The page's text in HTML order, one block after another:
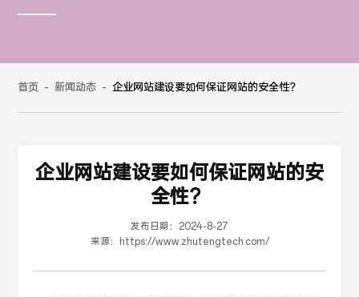
首页 - 新闻动态 - 企业网站建设要如何保证网站的安全性？
企业网站建设要如何保证网站的安
全性？
发布日期： 2024-8-27
来源：
https://www.zhutengtech.com/